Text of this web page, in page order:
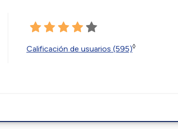
Calificación de usuarios (595)◊